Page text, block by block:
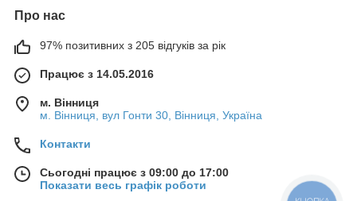
Про нас
97% позитивних з 205 відгуків за рік
Працює з 14.05.2016
м. Вінниця
м. Вінниця, вул Гонти 30, Вінниця, Україна
Контакти
Сьогодні працює з 09:00 до 17:00
Показати весь графік роботи